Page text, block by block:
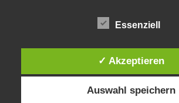
Essenziell
✓ Akzeptieren
Auswahl speichern